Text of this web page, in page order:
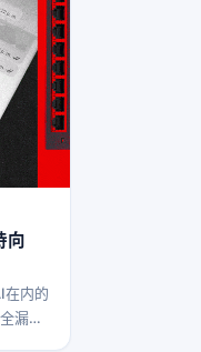
向
内的
漏